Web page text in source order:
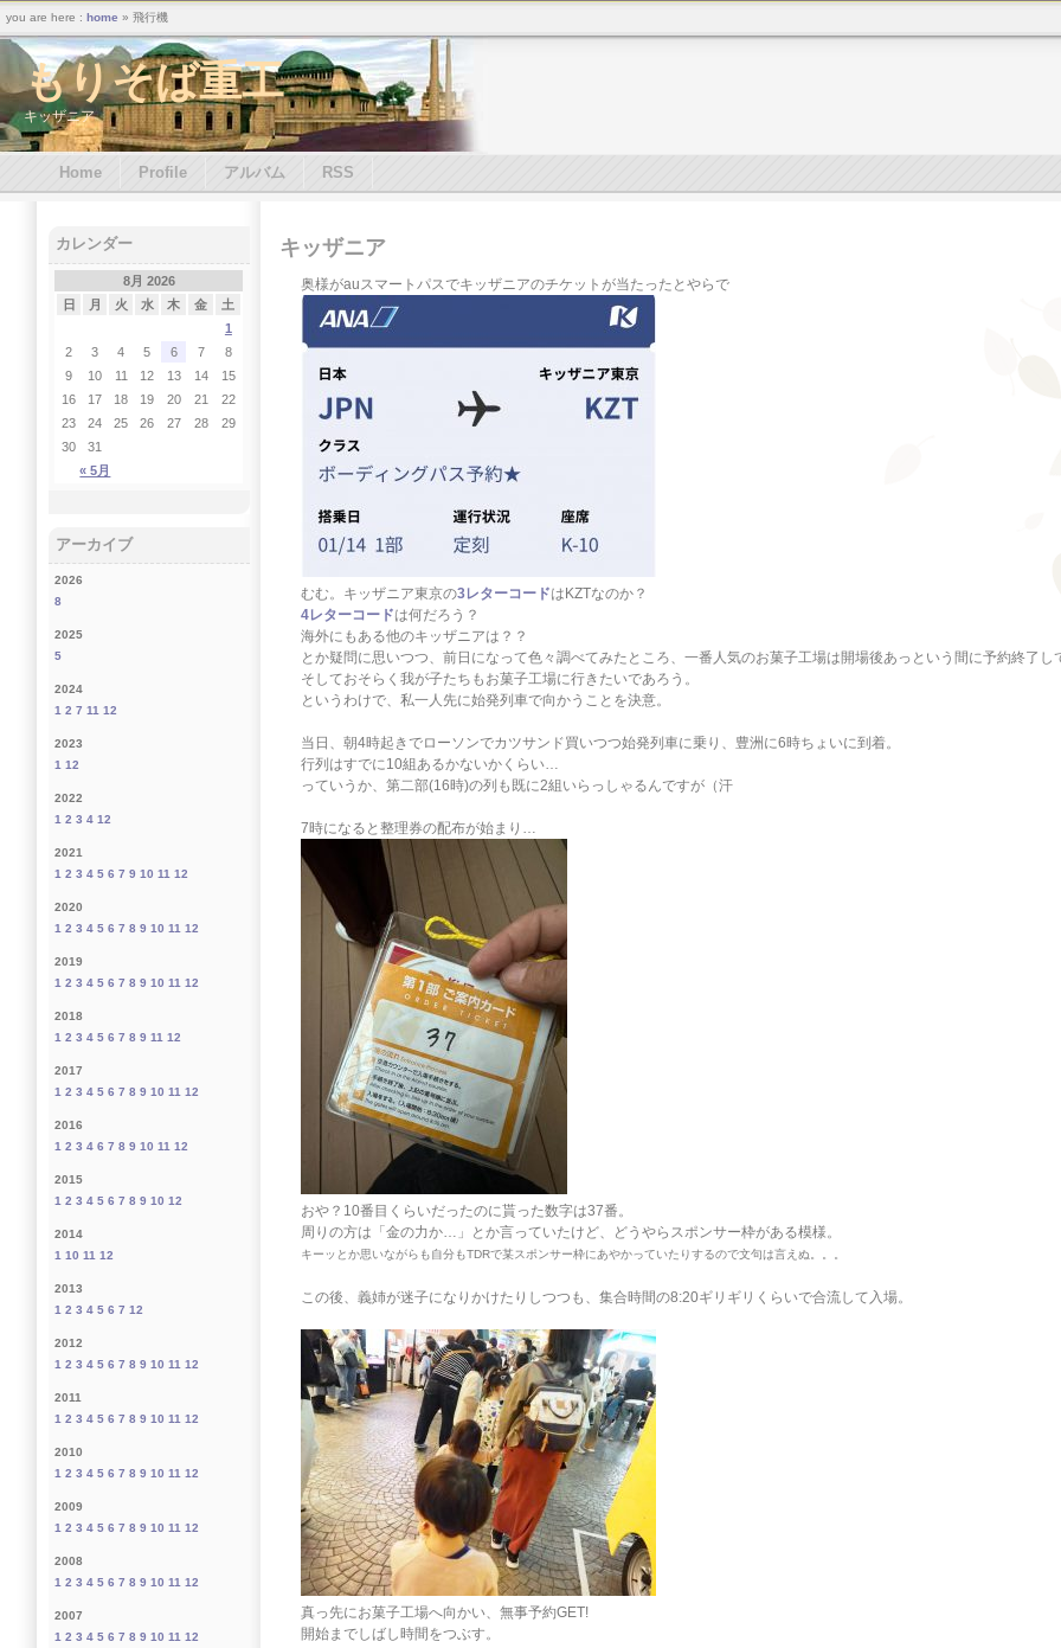
もりそば重工
キッザニア
キッザニア
奥様がauスマートパスでキッザニアのチケットが当たったとやらで
むむ。キッザニア東京の3レターコードはKZTなのか？
4レターコードは何だろう？
海外にもある他のキッザニアは？？
とか疑問に思いつつ、前日になって色々調べてみたところ、一番人気のお菓子工場は開場後あっという間に予約終了し
そしておそらく我が子たちもお菓子工場に行きたいであろう。
というわけで、私一人先に始発列車で向かうことを決意。
当日、朝4時起きでローソンでカツサンド買いつつ始発列車に乗り、豊洲に6時ちょいに到着。
行列はすでに10組あるかないかくらい…
っていうか、第二部(16時)の列も既に2組いらっしゃるんですが（汗
7時になると整理券の配布が始まり…
おや？10番目くらいだったのに貰った数字は37番。
周りの方は「金の力か…」とか言っていたけど、どうやらスポンサー枠がある模様。
キーッとか思いながらも自分もTDRで某スポンサー枠にあやかっていたりするので文句は言えぬ。。。
この後、義姉が迷子になりかけたりしつつも、集合時間の8:20ギリギリくらいで合流して入場。
真っ先にお菓子工場へ向かい、無事予約GET!
開始までしばし時間をつぶす。
カレンダー
8月 2026
日
月 火 水 木 金 土
« 5月
1
2
3 4 5 6 7
8
9
10 11 12 13 14
15
16
17 18 19 20 21
22
23
24 25 26 27 28
29
30
31
アーカイブ
2026
8
2025
5
2024
1 2 7 11 12
2023
1 12
2022
1 2 3 4 12
2021
1 2 3 4 5 6 7 9 10 11 12
2020
1 2 3 4 5 6 7 8 9 10 11 12
2019
1 2 3 4 5 6 7 8 9 10 11 12
2018
1 2 3 4 5 6 7 8 9 11 12
2017
1 2 3 4 5 6 7 8 9 10 11 12
2016
1 2 3 4 6 7 8 9 10 11 12
2015
1 2 3 4 5 6 7 8 9 10 12
2014
1 10 11 12
2013
1 2 3 4 5 6 7 12
2012
1 2 3 4 5 6 7 8 9 10 11 12
2011
1 2 3 4 5 6 7 8 9 10 11 12
2010
1 2 3 4 5 6 7 8 9 10 11 12
2009
1 2 3 4 5 6 7 8 9 10 11 12
2008
1 2 3 4 5 6 7 8 9 10 11 12
2007
1 2 3 4 5 6 7 8 9 10 11 12
Home Profile アルバム RSS
you are here : home » 飛行機